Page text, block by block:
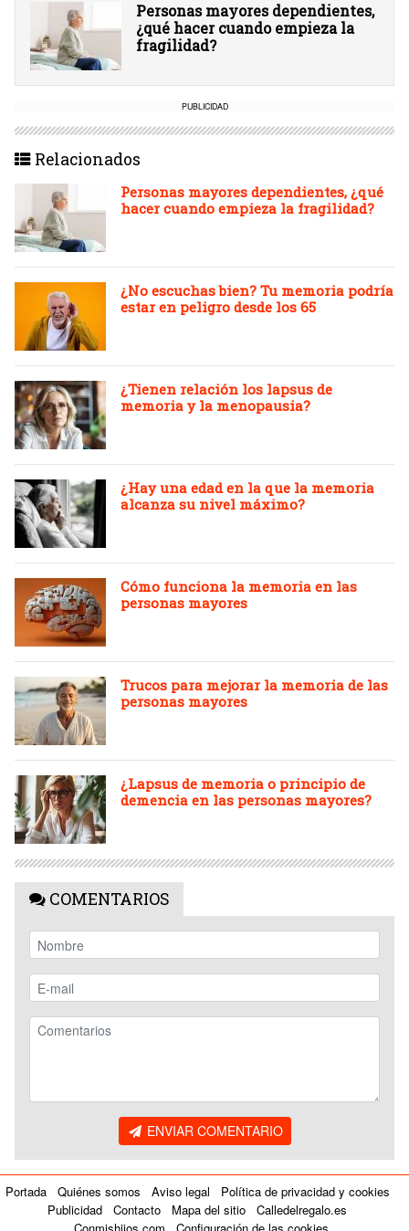
Personas mayores dependientes,
¿qué hacer cuando empieza la
fragilidad?
PUBLICIDAD
Relacionados
Personas mayores dependientes, ¿qué
hacer cuando empieza la fragilidad?
¿No escuchas bien? Tu memoria podría
estar en peligro desde los 65
¿Tienen relación los lapsus de
memoria y la menopausia?
¿Hay una edad en la que la memoria
alcanza su nivel máximo?
Cómo funciona la memoria en las
personas mayores
Trucos para mejorar la memoria de las
personas mayores
¿Lapsus de memoria o principio de
demencia en las personas mayores?
COMENTARIOS
ENVIAR COMENTARIO
Portada Quiénes somos Aviso legal
Política de privacidad y cookies
Publicidad
Contacto Mapa del sitio
Calledelregalo.es